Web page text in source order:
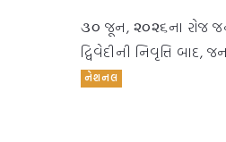
૩૦ જૂન, ૨૦૨૬ના રોજ
દ્વિવેદીની નિવૃત્તિ બાદ,
નેશનલ